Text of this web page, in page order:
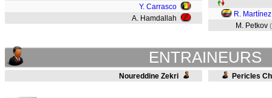
Y. Carrasco
A. Hamdallah
R. Martínez
M. Petkov (
ENTRAINEURS
Noureddine Zekri Pericles